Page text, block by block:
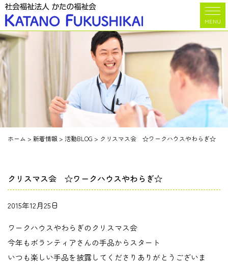
MENU
ホーム > 新着情報 > 活動BLOG > クリスマス会 ☆ワークハウスやわらぎ☆
クリスマス会 ☆ワークハウスやわらぎ☆
2015年12月25日
ワークハウスやわらぎのクリスマス会
今年もボランティアさんの手品からスタート
いつも楽しい手品を披露してくださりありがとうございま